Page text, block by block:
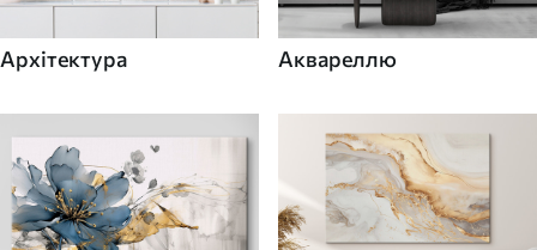
Архітектура Аквареллю